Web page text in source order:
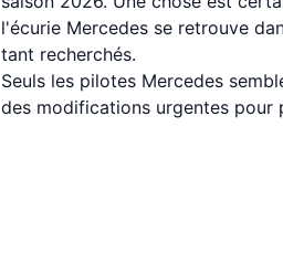
l'écurie Mercedes se retrouve
tant recherchés.
Seuls les pilotes Mercedes
des modifications urgentes pour